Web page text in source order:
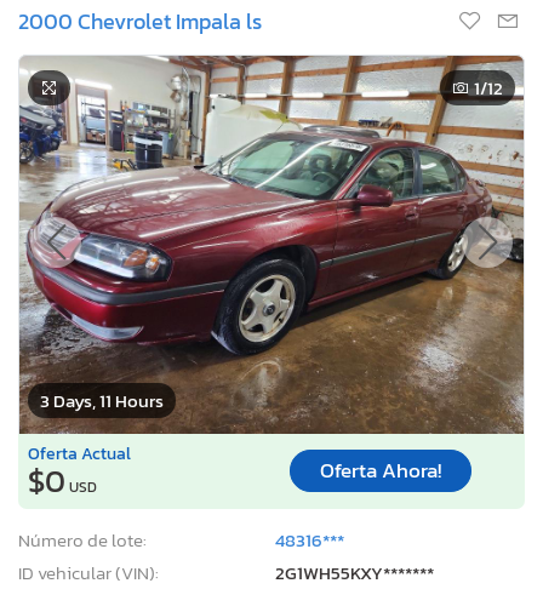
2000 Chevrolet Impala ls
3 Days, 11 Hours
1/12
Oferta Actual
$0 USD
Oferta Ahora!
Número de lote:
48316***
ID vehicular (VIN):
2G1WH55KXY*******